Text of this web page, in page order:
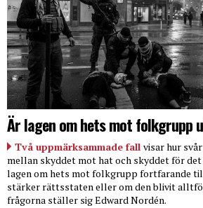
Är lagen om hets mot folkgrupp
Två uppmärksammade fall visar hur
mellan skyddet mot hat och skyddet för
lagen om hets mot folkgrupp fortfarande
stärker rättsstaten eller om den blivit
frågorna ställer sig Edward Nordén.